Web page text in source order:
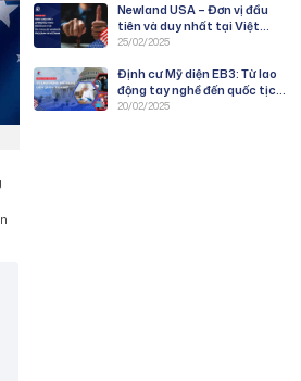
Newland USA – Đơn vị đầu
tiên và duy nhất tại Việt
Nam được duyệt PWD
Tay Nghề
25/02/2025
Định cư Mỹ diện EB3: Từ lao
động tay nghề đến quốc tịch
Mỹ
20/02/2025